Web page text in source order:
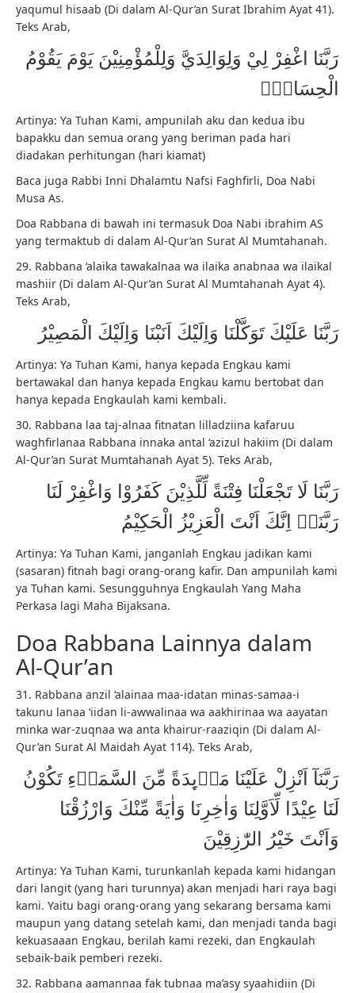
yaqumul hisaab (Di dalam Al-Qur’an Surat Ibrahim Ayat 41).
Teks Arab,
رَبَّنَا اغْفِرْ لِيْ وَلِوَالِدَيَّ وَلِلْمُؤْمِنِيْنَ يَوْمَ يَقُوْمُ
الْحِسَابُࣖ
Artinya: Ya Tuhan Kami, ampunilah aku dan kedua ibu
bapakku dan semua orang yang beriman pada hari
diadakan perhitungan (hari kiamat)
Baca juga Rabbi Inni Dhalamtu Nafsi Faghfirli, Doa Nabi
Musa As.
Doa Rabbana di bawah ini termasuk Doa Nabi ibrahim AS
yang termaktub di dalam Al-Qur’an Surat Al Mumtahanah.
29. Rabbana ‘alaika tawakalnaa wa ilaika anabnaa wa ilaikal
mashiir (Di dalam Al-Qur’an Surat Al Mumtahanah Ayat 4).
Teks Arab,
رَبَّنَا عَلَيْكَ تَوَكَّلْنَا وَاِلَيْكَ اَنَبْنَا وَاِلَيْكَ الْمَصِيْرُ
Artinya: Ya Tuhan Kami, hanya kepada Engkau kami
bertawakal dan hanya kepada Engkau kamu bertobat dan
hanya kepada Engkaulah kami kembali.
30. Rabbana laa taj-alnaa fitnatan lilladziina kafaruu
waghfirlanaa Rabbana innaka antal ‘azizul hakiim (Di dalam
Al-Qur’an Surat Mumtahanah Ayat 5). Teks Arab,
رَبَّنَا لَا تَجْعَلْنَا فِتْنَةً لِّلَّذِيْنَ كَفَرُوْا وَاغْفِرْ لَنَا
رَبَّنَاۚ اِنَّكَ اَنْتَ الْعَزِيْزُ الْحَكِيْمُ
Artinya: Ya Tuhan Kami, janganlah Engkau jadikan kami
(sasaran) fitnah bagi orang-orang kafir. Dan ampunilah kami
ya Tuhan kami. Sesungguhnya Engkaulah Yang Maha
Perkasa lagi Maha Bijaksana.
Doa Rabbana Lainnya dalam
Al-Qur’an
31. Rabbana anzil ‘alainaa maa-idatan minas-samaa-i
takunu lanaa ‘iidan li-awwalinaa wa aakhirinaa wa aayatan
minka war-zuqnaa wa anta khairur-raaziqin (Di dalam Al-
Qur’an Surat Al Maidah Ayat 114). Teks Arab,
رَبَّنَآ اَنْزِلْ عَلَيْنَا مَاۤىِٕدَةً مِّنَ السَّمَاۤءِ تَكُوْنُ
لَنَا عِيْدًا لِّاَوَّلِنَا وَاٰخِرِنَا وَاٰيَةً مِّنْكَ وَارْزُقْنَا
وَاَنْتَ خَيْرُ الرّٰزِقِيْنَ
Artinya: Ya Tuhan Kami, turunkanlah kepada kami hidangan
dari langit (yang hari turunnya) akan menjadi hari raya bagi
kami. Yaitu bagi orang-orang yang sekarang bersama kami
maupun yang datang setelah kami, dan menjadi tanda bagi
kekuasaaan Engkau, berilah kami rezeki, dan Engkaulah
sebaik-baik pemberi rezeki.
32. Rabbana aamannaa fak tubnaa ma’asy syaahidiin (Di